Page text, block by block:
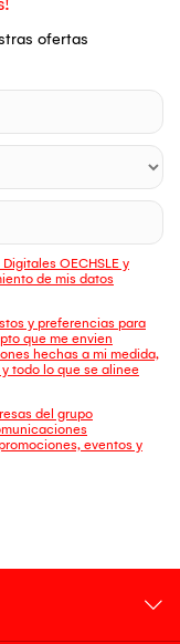
ofertas
OECHSLE y
de mis datos
y preferencias para
que me envien
hechas a mi medida,
todo lo que se alinee
del grupo
eventos y